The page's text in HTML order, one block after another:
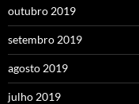
outubro 2019
setembro 2019
agosto 2019
julho 2019